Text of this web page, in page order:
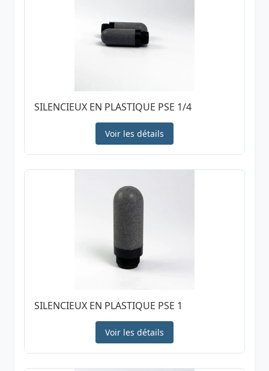
SILENCIEUX EN PLASTIQUE PSE 1/4
Voir les détails
SILENCIEUX EN PLASTIQUE PSE 1
Voir les détails